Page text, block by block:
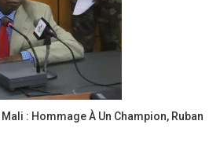
: Hommage À Un Champion, Ruban